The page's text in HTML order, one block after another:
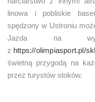
linowa i pobliskie
spędzony w Ustroniu
Jazda na
z https://olimpiasport.pl/
świetną przygodą na
przez turystów stoków.